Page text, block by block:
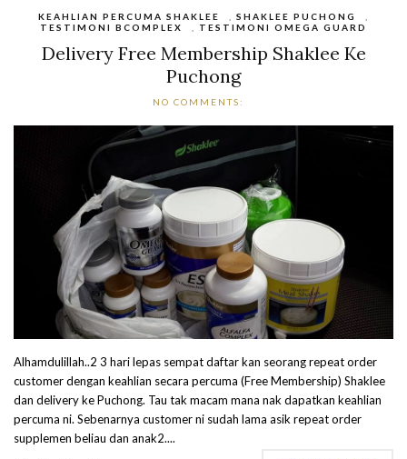
KEAHLIAN PERCUMA SHAKLEE SHAKLEE PUCHONG
TESTIMONI BCOMPLEX
TESTIMONI OMEGA GUARD
Delivery Free Membership Shaklee Ke
Puchong
NO COMMENTS:
Alhamdulillah..2 3 hari lepas sempat daftar kan seorang repeat order
customer dengan keahlian secara percuma (Free Membership) Shaklee
dan delivery ke Puchong. Tau tak macam mana nak dapatkan keahlian
percuma ni. Sebenarnya customer ni sudah lama asik repeat order
supplemen beliau dan anak2....